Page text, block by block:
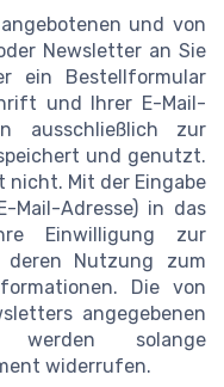
und von
Newsletter an Sie
ein Bestellformular
und Ihrer E-Mail-
ausschließlich zur
und genutzt.
nicht. Mit der Eingabe
Mail-Adresse) in das
Einwilligung zur
deren Nutzung zum
Die von
angegebenen
werden solange
widerrufen.